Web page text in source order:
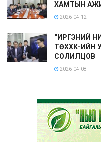
ХАМТЫН
2026-04-12
“ИРГЭНИЙ
ТӨХХК-ИЙН
СОЛИЛЦОВ
2026-04-08